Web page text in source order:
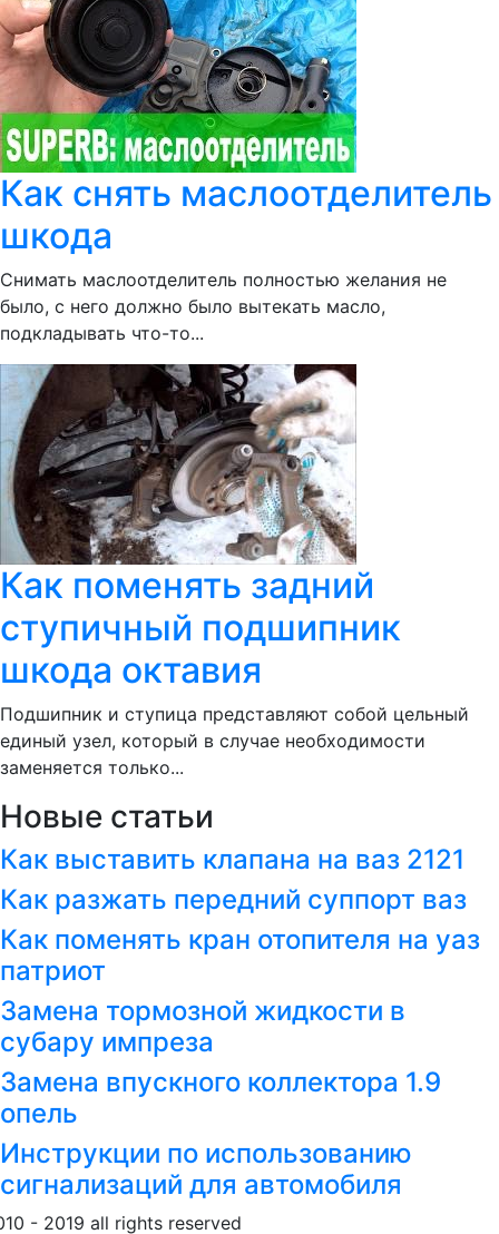
Как снять маслоотделитель
шкода
Снимать маслоотделитель полностью желания не
было, с него должно было вытекать масло,
подкладывать что-то...
Как поменять задний
ступичный подшипник
шкода октавия
Подшипник и ступица представляют собой цельный
единый узел, который в случае необходимости
заменяется только...
Новые статьи
Как выставить клапана на ваз 2121
Как разжать передний суппорт ваз
Как поменять кран отопителя на уаз
патриот
Замена тормозной жидкости в
субару импреза
Замена впускного коллектора 1.9
опель
Инструкции по использованию
сигнализаций для автомобиля
- 2019 all rights reserved